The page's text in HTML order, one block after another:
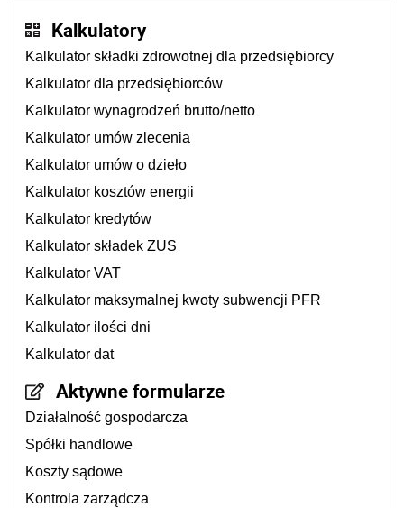
Kalkulatory
Kalkulator składki zdrowotnej dla przedsiębiorcy
Kalkulator dla przedsiębiorców
Kalkulator wynagrodzeń brutto/netto
Kalkulator umów zlecenia
Kalkulator umów o dzieło
Kalkulator kosztów energii
Kalkulator kredytów
Kalkulator składek ZUS
Kalkulator VAT
Kalkulator maksymalnej kwoty subwencji PFR
Kalkulator ilości dni
Kalkulator dat
Aktywne formularze
Działalność gospodarcza
Spółki handlowe
Koszty sądowe
Kontrola zarządcza